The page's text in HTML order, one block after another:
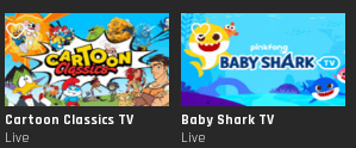
Cartoon Classics TV
Live
Baby Shark TV
Live